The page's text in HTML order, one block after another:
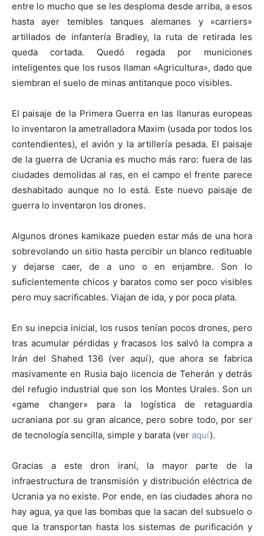
entre lo mucho que se les desploma desde arriba, a esos
hasta ayer temibles tanques alemanes y «carriers»
artillados de infantería Bradley, la ruta de retirada les
queda cortada. Quedó regada por municiones
inteligentes que los rusos llaman «Agricultura», dado que
siembran el suelo de minas antitanque poco visibles.
El paisaje de la Primera Guerra en las llanuras europeas
lo inventaron la ametralladora Maxim (usada por todos los
contendientes), el avión y la artillería pesada. El paisaje
de la guerra de Ucrania es mucho más raro: fuera de las
ciudades demolidas al ras, en el campo el frente parece
deshabitado aunque no lo está. Este nuevo paisaje de
guerra lo inventaron los drones.
Algunos drones kamikaze pueden estar más de una hora
sobrevolando un sitio hasta percibir un blanco redituable
y dejarse caer, de a uno o en enjambre. Son lo
suficientemente chicos y baratos como ser poco visibles
pero muy sacrificables. Viajan de ida, y por poca plata.
En su inepcia inicial, los rusos tenían pocos drones, pero
tras acumular pérdidas y fracasos los salvó la compra a
Irán del Shahed 136 (ver aquí), que ahora se fabrica
masivamente en Rusia bajo licencia de Teherán y detrás
del refugio industrial que son los Montes Urales. Son un
«game changer» para la logística de retaguardia
ucraniana por su gran alcance, pero sobre todo, por ser
de tecnología sencilla, simple y barata (ver aquí).
Gracias a este dron iraní, la mayor parte de la
infraestructura de transmisión y distribución eléctrica de
Ucrania ya no existe. Por ende, en las ciudades ahora no
hay agua, ya que las bombas que la sacan del subsuelo o
que la transportan hasta los sistemas de purificación y